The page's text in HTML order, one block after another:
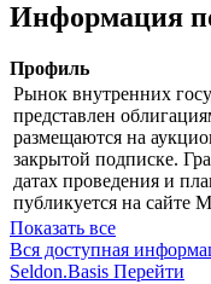
Информация
Профиль
Рынок внутренних
представлен
размещаются на
закрытой подписке.
датах проведения и
публикуется на сайте
Показать все
Вся доступная
Seldon.Basis Перейти